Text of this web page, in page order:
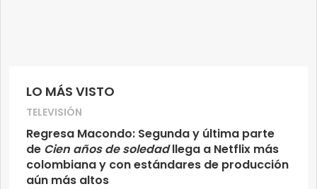
LO MÁS VISTO
TELEVISIÓN
Regresa Macondo: Segunda y última parte
de Cien años de soledadllega a Netflix más
colombiana y con estándares de producción
aún más altos